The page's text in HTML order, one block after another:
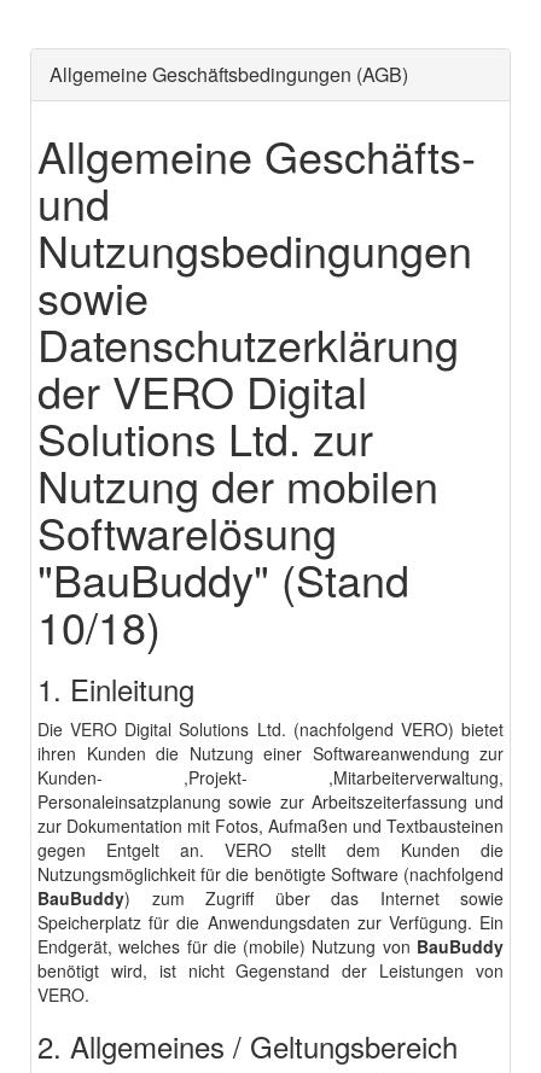
Allgemeine Geschäftsbedingungen (AGB)
Allgemeine Geschäfts-
und
Nutzungsbedingungen
sowie
Datenschutzerklärung
der VERO Digital
Solutions Ltd. zur
Nutzung der mobilen
Softwarelösung
"BauBuddy" (Stand
10/18)
1. Einleitung
Die VERO Digital Solutions Ltd. (nachfolgend VERO) bietet
ihren Kunden die Nutzung einer Softwareanwendung zur
Kunden- ,Projekt- ,Mitarbeiterverwaltung,
Personaleinsatzplanung sowie zur Arbeitszeiterfassung und
zur Dokumentation mit Fotos, Aufmaßen und Textbausteinen
gegen Entgelt an. VERO stellt dem Kunden die
Nutzungsmöglichkeit für die benötigte Software (nachfolgend
BauBuddy) zum Zugriff über das Internet sowie
Speicherplatz für die Anwendungsdaten zur Verfügung. Ein
Endgerät, welches für die (mobile) Nutzung von BauBuddy
benötigt wird, ist nicht Gegenstand der Leistungen von
VERO.
2. Allgemeines / Geltungsbereich